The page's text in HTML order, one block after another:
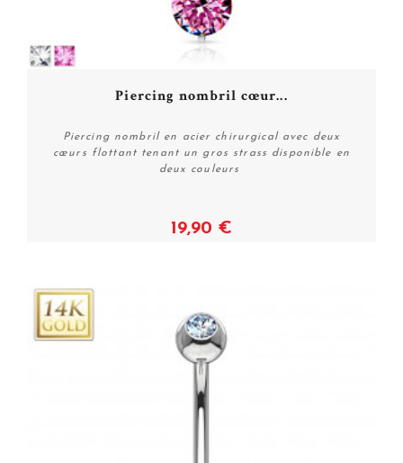
Voir
Piercing nombril cœur...
Piercing nombril en acier chirurgical avec deux
cœurs flottant tenant un gros strass disponible en
deux couleurs
19,90 €